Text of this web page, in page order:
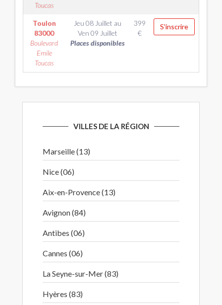
Toucas
Toulon
83000
Boulevard
Emile
Toucas
Jeu 08 Juillet au
Ven 09 Juillet
Places disponibles
399
€
S'inscrire
VILLES DE LA RÉGION
Marseille (13)
Nice (06)
Aix-en-Provence (13)
Avignon (84)
Antibes (06)
Cannes (06)
La Seyne-sur-Mer (83)
Hyères (83)